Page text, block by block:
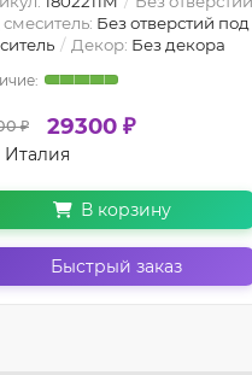
Без отверстий под
Декор: Без декора
₽ 29300 ₽
Италия
В корзину
Быстрый заказ